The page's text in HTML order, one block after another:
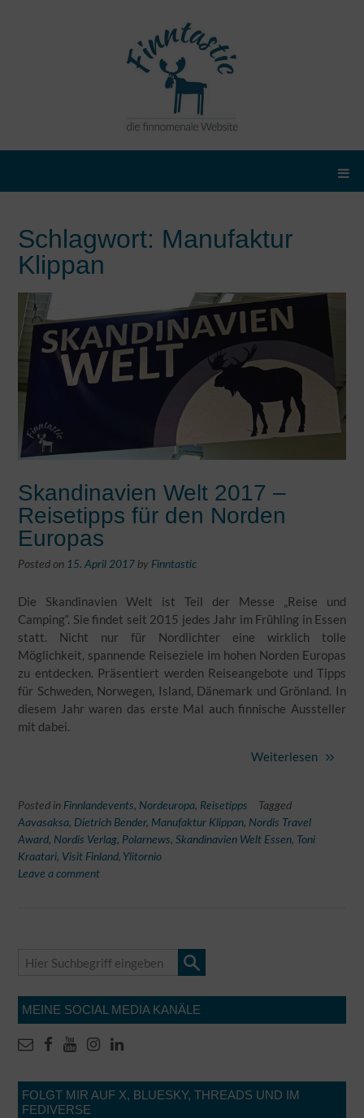
Schlagwort: Manufaktur
Klippan
Skandinavien Welt 2017 –
Reisetipps für den Norden
Europas
Posted on 15. April 2017 by Finntastic
Die Skandinavien Welt ist Teil der Messe „Reise und
Camping“. Sie findet seit 2015 jedes Jahr im Frühling in Essen
statt. Nicht nur für Nordlichter eine wirklich tolle
Möglichkeit, spannende Reiseziele im hohen Norden Europas
zu entdecken. Präsentiert werden Reiseangebote und Tipps
für Schweden, Norwegen, Island, Dänemark und Grönland. In
diesem Jahr waren das erste Mal auch finnische Aussteller
mit dabei.
Weiterlesen
Posted in Finnlandevents, Nordeuropa, Reisetipps
Tagged
Aavasaksa, Dietrich Bender, Manufaktur Klippan, Nordis Travel
Award, Nordis Verlag, Polarnews, Skandinavien Welt Essen, Toni
Kraatari, Visit Finland, Ylitornio
Leave a comment
MEINE SOCIAL MEDIA KANÄLE
FOLGT MIR AUF X, BLUESKY, THREADS UND IM
FEDIVERSE